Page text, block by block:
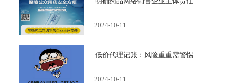
2024-10-11
低价代理记账：风险重重需警惕
2024-10-11